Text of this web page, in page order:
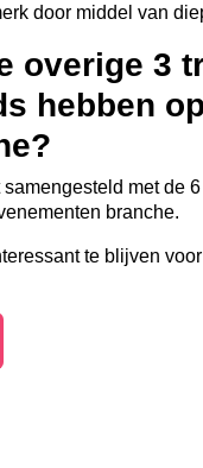
door middel van
overige 3
hebben
met de
branche.
te blijven